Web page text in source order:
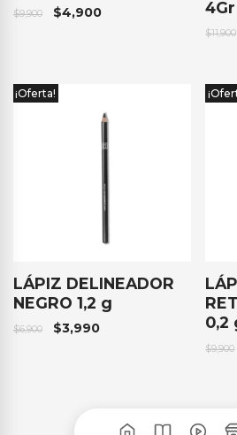
$9,900 $4,900
4Gr
$11,900
¡Oferta!
LÁPIZ DELINEADOR
NEGRO 1,2 g
$6,900 $3,990
0,2
$9,900